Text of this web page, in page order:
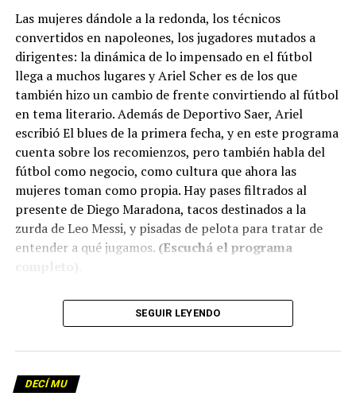
Las mujeres dándole a la redonda, los técnicos
convertidos en napoleones, los jugadores mutados a
dirigentes: la dinámica de lo impensado en el fútbol
llega a muchos lugares y Ariel Scher es de los que
también hizo un cambio de frente convirtiendo al fútbol
en tema literario. Además de Deportivo Saer, Ariel
escribió El blues de la primera fecha, y en este programa
cuenta sobre los recomienzos, pero también habla del
fútbol como negocio, como cultura que ahora las
mujeres toman como propia. Hay pases filtrados al
presente de Diego Maradona, tacos destinados a la
zurda de Leo Messi, y pisadas de pelota para tratar de
entender a qué jugamos. (Escuchá el programa
Descargar los archivos de audio:Bloque 1/Bloque 2
Descargar el programa
La reproducción de este programa es libre. Sólo tenés
que mandar un mail a
SEGUIR LEYENDO
DECÍ MU